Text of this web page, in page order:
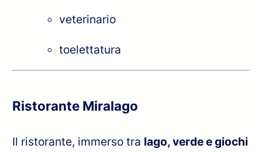
veterinario
toelettatura
Ristorante Miralago
Il ristorante, immerso tra lago, verde e giochi